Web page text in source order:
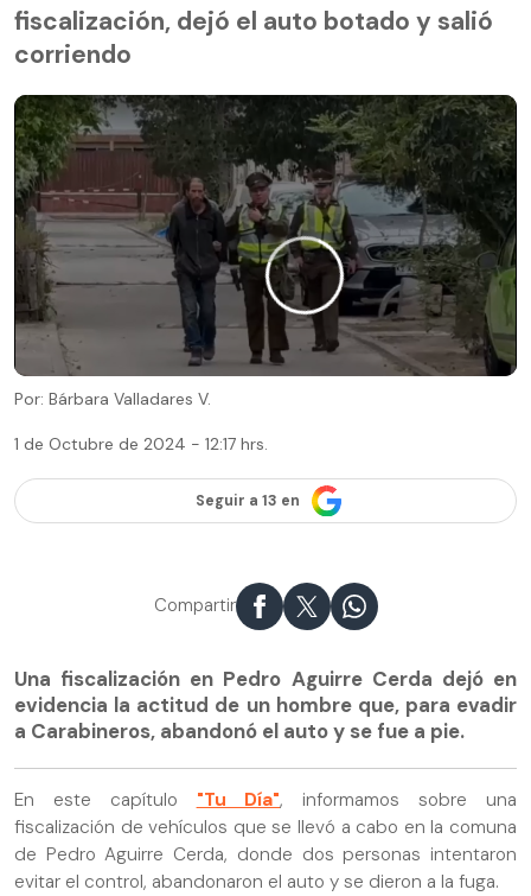
fiscalización, dejó el auto botado y salió
corriendo
Por: Bárbara Valladares V.
1 de Octubre de 2024 - 12:17 hrs.
Seguir a 13 en
Compartir
Una fiscalización en Pedro Aguirre Cerda dejó en
evidencia la actitud de un hombre que, para evadir
a Carabineros, abandonó el auto y se fue a pie.
En este capítulo "Tu Día", informamos sobre una
fiscalización de vehículos que se llevó a cabo en la comuna
de Pedro Aguirre Cerda, donde dos personas intentaron
evitar el control, abandonaron el auto y se dieron a la fuga.